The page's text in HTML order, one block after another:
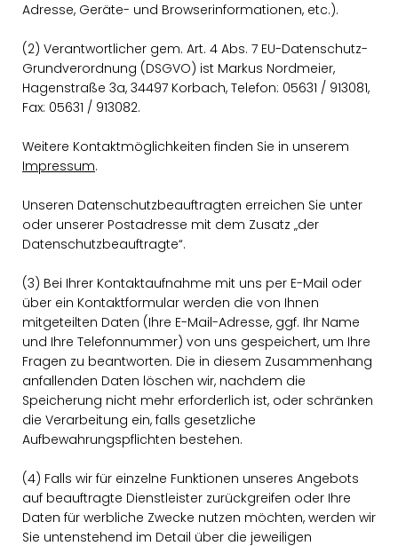
Adresse, Geräte- und Browserinformationen, etc.).
(2) Verantwortlicher gem. Art. 4 Abs. 7 EU-Datenschutz-
Grundverordnung (DSGVO) ist Markus Nordmeier,
Hagenstraße 3a, 34497 Korbach, Telefon: 05631 / 913081,
Fax: 05631 / 913082.
Weitere Kontaktmöglichkeiten finden Sie in unserem
Impressum.
Unseren Datenschutzbeauftragten erreichen Sie unter
oder unserer Postadresse mit dem Zusatz „der
Datenschutzbeauftragte“.
(3) Bei Ihrer Kontaktaufnahme mit uns per E-Mail oder
über ein Kontaktformular werden die von Ihnen
mitgeteilten Daten (Ihre E-Mail-Adresse, ggf. Ihr Name
und Ihre Telefonnummer) von uns gespeichert, um Ihre
Fragen zu beantworten. Die in diesem Zusammenhang
anfallenden Daten löschen wir, nachdem die
Speicherung nicht mehr erforderlich ist, oder schränken
die Verarbeitung ein, falls gesetzliche
Aufbewahrungspflichten bestehen.
(4) Falls wir für einzelne Funktionen unseres Angebots
auf beauftragte Dienstleister zurückgreifen oder Ihre
Daten für werbliche Zwecke nutzen möchten, werden wir
Sie untenstehend im Detail über die jeweiligen